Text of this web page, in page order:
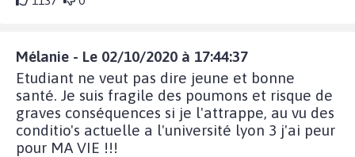
Mélanie - Le 02/10/2020 à 17:44:37
Etudiant ne veut pas dire jeune et bonne
santé. Je suis fragile des poumons et risque de
graves conséquences si je l'attrappe, au vu des
conditio's actuelle a l'université lyon 3 j'ai peur
pour MA VIE !!!